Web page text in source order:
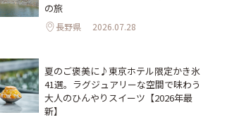
の旅
長野県 2026.07.28
夏のご褒美に♪東京ホテル限定かき氷
41選。ラグジュアリーな空間で味わう
大人のひんやりスイーツ【2026年最
新】